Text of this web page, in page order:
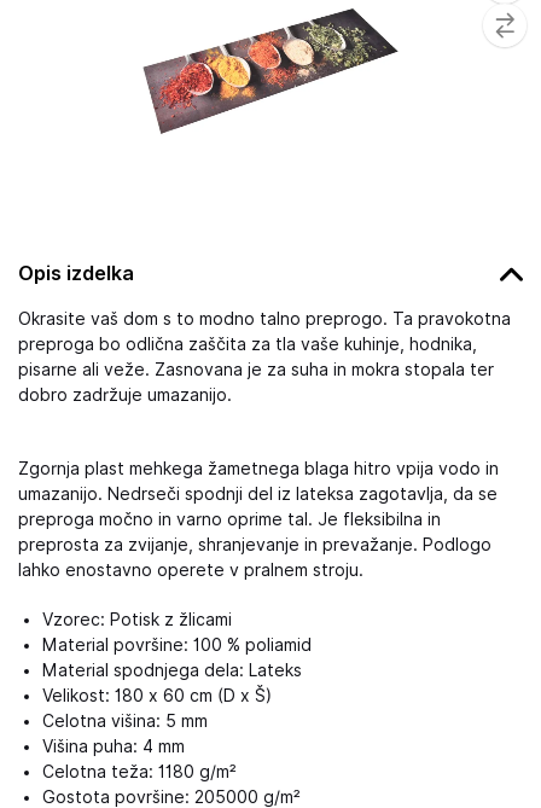
Opis izdelka
Okrasite vaš dom s to modno talno preprogo. Ta pravokotna
preproga bo odlična zaščita za tla vaše kuhinje, hodnika,
pisarne ali veže. Zasnovana je za suha in mokra stopala ter
dobro zadržuje umazanijo.
Zgornja plast mehkega žametnega blaga hitro vpija vodo in
umazanijo. Nedrseči spodnji del iz lateksa zagotavlja, da se
preproga močno in varno oprime tal. Je fleksibilna in
preprosta za zvijanje, shranjevanje in prevažanje. Podlogo
lahko enostavno operete v pralnem stroju.
Vzorec: Potisk z žlicami
Material površine: 100 % poliamid
Material spodnjega dela: Lateks
Velikost: 180 x 60 cm (D x Š)
Celotna višina: 5 mm
Višina puha: 4 mm
Celotna teža: 1180 g/m²
Gostota površine: 205000 g/m²